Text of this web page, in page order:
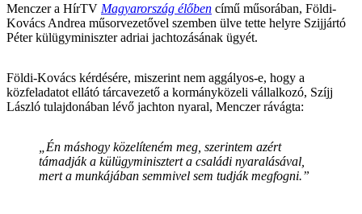
Menczer a HírTV Magyarország élőben című műsorában, Földi-
Kovács Andrea műsorvezetővel szemben ülve tette helyre Szijjártó
Péter külügyminiszter adriai jachtozásának ügyét.
Földi-Kovács kérdésére, miszerint nem aggályos-e, hogy a
közfeladatot ellátó tárcavezető a kormányközeli vállalkozó, Szíjj
László tulajdonában lévő jachton nyaral, Menczer rávágta:
„Én máshogy közelíteném meg, szerintem azért
támadják a külügyminisztert a családi nyaralásával,
mert a munkájában semmivel sem tudják megfogni.”